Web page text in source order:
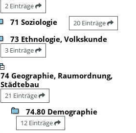
2 Einträge
71 Soziologie 20 Einträge
73 Ethnologie, Volkskunde
3 Einträge
74 Geographie, Raumordnung,
Städtebau
21 Einträge
74.80 Demographie
12 Einträge